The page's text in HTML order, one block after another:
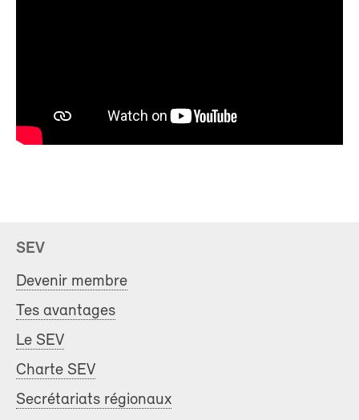
SEV
Devenir membre
Tes avantages
Le SEV
Charte SEV
Secrétariats régionaux